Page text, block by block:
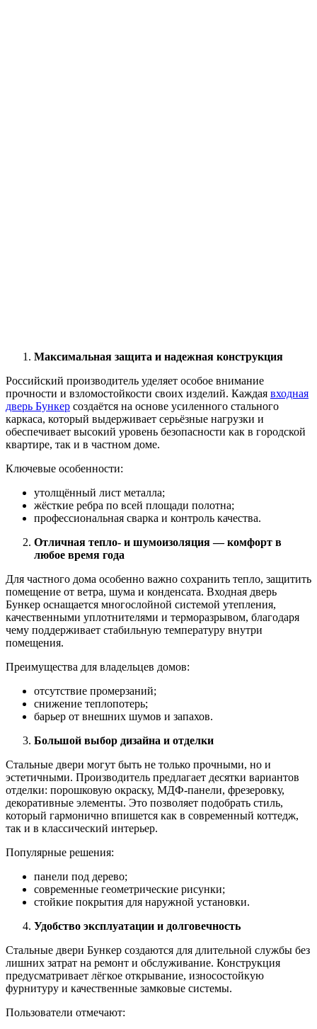
Максимальная защита и надежная конструкция
Российский производитель уделяет особое внимание
прочности и взломостойкости своих изделий. Каждая входная
дверь Бункер создаётся на основе усиленного стального
каркаса, который выдерживает серьёзные нагрузки и
обеспечивает высокий уровень безопасности как в городской
квартире, так и в частном доме.
Ключевые особенности:
утолщённый лист металла;
жёсткие ребра по всей площади полотна;
профессиональная сварка и контроль качества.
Отличная тепло- и шумоизоляция — комфорт в
любое время года
Для частного дома особенно важно сохранить тепло, защитить
помещение от ветра, шума и конденсата. Входная дверь
Бункер оснащается многослойной системой утепления,
качественными уплотнителями и терморазрывом, благодаря
чему поддерживает стабильную температуру внутри
помещения.
Преимущества для владельцев домов:
отсутствие промерзаний;
снижение теплопотерь;
барьер от внешних шумов и запахов.
Большой выбор дизайна и отделки
Стальные двери могут быть не только прочными, но и
эстетичными. Производитель предлагает десятки вариантов
отделки: порошковую окраску, МДФ-панели, фрезеровку,
декоративные элементы. Это позволяет подобрать стиль,
который гармонично впишется как в современный коттедж,
так и в классический интерьер.
Популярные решения:
панели под дерево;
современные геометрические рисунки;
стойкие покрытия для наружной установки.
Удобство эксплуатации и долговечность
Стальные двери Бункер создаются для длительной службы без
лишних затрат на ремонт и обслуживание. Конструкция
предусматривает лёгкое открывание, износостойкую
фурнитуру и качественные замковые системы.
Пользователи отмечают: